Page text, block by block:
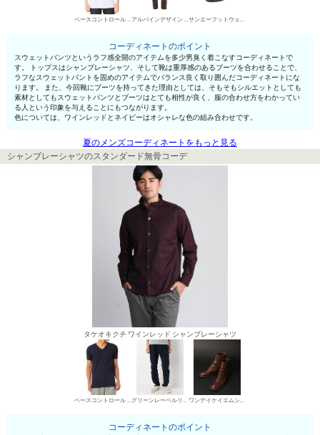
ベースコントロール UネックTシャツ アルパインデザイン スウェットパンツ サンエーフットウェア エンジニア・ペコスブーツ
コーディネートのポイント
スウェットパンツというラフ感全開のアイテムを多少男臭く着こなすコーディネートで
す。 トップスはシャンブレーシャツ、そして靴は重厚感のあるブーツを合わせることで、
ラフなスウェットパントを固めのアイテムでバランス良く取り囲んだコーディネートにな
ります。 また、今回靴にブーツを持ってきた理由としては、そもそもシルエットとしても
素材としてもスウェットパンツとブーツはとても相性が良く、服の合わせ方をわかってい
る人という印象を与えることにもつながります。
色については、ワインレッドとネイビーはオシャレな色の組み合わせです。
夏のメンズコーディネートをもっと見る
シャンブレーシャツのスタンダード無骨コーデ
タケオキクチ ワインレッド シャンブレーシャツ
ベースコントロール VネックTシャツ グリーンレーベルリラクシング チノパン・綿パン ワンデイケイエムシー エンジニア・ペコスブーツ
コーディネートのポイント